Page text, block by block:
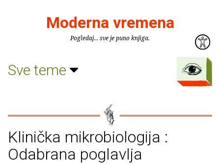
Moderna vremena
Pogledaj... sve je puno knjiga.
Sve teme
Klinička mikrobiologija :
Odabrana poglavlja